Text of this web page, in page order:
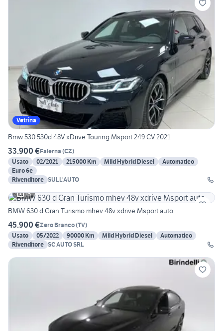
Vetrina
Bmw 530 530d 48V xDrive Touring Msport 249 CV 2021
33.900 €Falerna (CZ)
Usato
02/2021 215000 Km Mild Hybrid Diesel
Automatico
Euro 6e
Rivenditore SULL'AUTO
15
BMW 630 d Gran Turismo mhev 48v xdrive Msport auto
45.900 €Zero Branco(TV)
Usato
05/2022 90000 Km Mild Hybrid Diesel
Automatico
Rivenditore SC AUTO SRL